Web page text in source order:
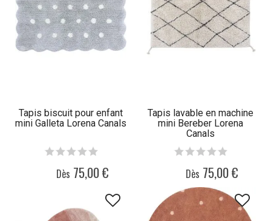
Tapis biscuit pour enfant
mini Galleta Lorena Canals
Dès 75,00 €
Tapis lavable en machine
mini Bereber Lorena
Canals
Dès 75,00 €